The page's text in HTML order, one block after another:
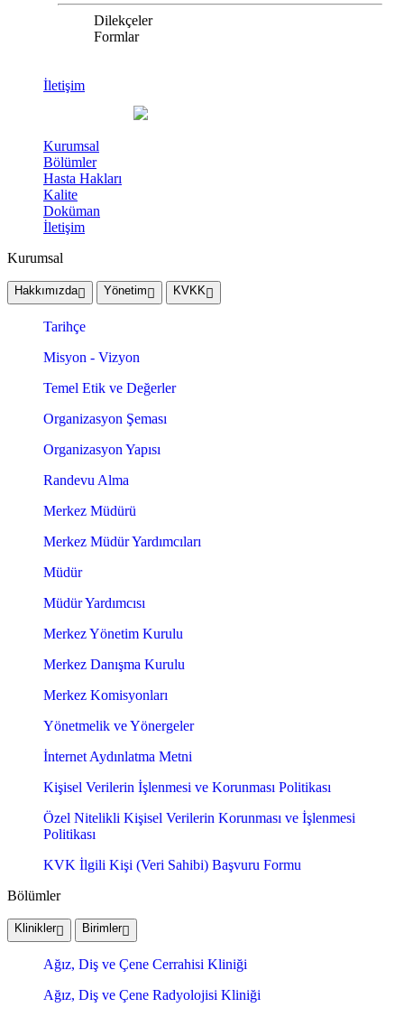
Dilekçeler
Formlar
İletişim
Kurumsal
Bölümler
Hasta Hakları
Kalite
Doküman
İletişim
Kurumsal
Hakkımızda Yönetim KVKK
Tarihçe
Misyon - Vizyon
Temel Etik ve Değerler
Organizasyon Şeması
Organizasyon Yapısı
Randevu Alma
Merkez Müdürü
Merkez Müdür Yardımcıları
Müdür
Müdür Yardımcısı
Merkez Yönetim Kurulu
Merkez Danışma Kurulu
Merkez Komisyonları
Yönetmelik ve Yönergeler
İnternet Aydınlatma Metni
Kişisel Verilerin İşlenmesi ve Korunması Politikası
Özel Nitelikli Kişisel Verilerin Korunması ve İşlenmesi
Politikası
KVK İlgili Kişi (Veri Sahibi) Başvuru Formu
Bölümler
Klinikler Birimler
Ağız, Diş ve Çene Cerrahisi Kliniği
Ağız, Diş ve Çene Radyolojisi Kliniği